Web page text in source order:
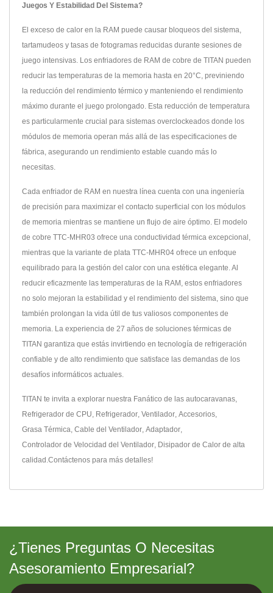
Juegos Y Estabilidad Del Sistema?
El exceso de calor en la RAM puede causar bloqueos del sistema,
tartamudeos y tasas de fotogramas reducidas durante sesiones de
juego intensivas. Los enfriadores de RAM de cobre de TITAN pueden
reducir las temperaturas de la memoria hasta en 20°C, previniendo
la reducción del rendimiento térmico y manteniendo el rendimiento
máximo durante el juego prolongado. Esta reducción de temperatura
es particularmente crucial para sistemas overclockeados donde los
módulos de memoria operan más allá de las especificaciones de
fábrica, asegurando un rendimiento estable cuando más lo
necesitas.
Cada enfriador de RAM en nuestra línea cuenta con una ingeniería
de precisión para maximizar el contacto superficial con los módulos
de memoria mientras se mantiene un flujo de aire óptimo. El modelo
de cobre TTC-MHR03 ofrece una conductividad térmica excepcional,
mientras que la variante de plata TTC-MHR04 ofrece un enfoque
equilibrado para la gestión del calor con una estética elegante. Al
reducir eficazmente las temperaturas de la RAM, estos enfriadores
no solo mejoran la estabilidad y el rendimiento del sistema, sino que
también prolongan la vida útil de tus valiosos componentes de
memoria. La experiencia de 27 años de soluciones térmicas de
TITAN garantiza que estás invirtiendo en tecnología de refrigeración
confiable y de alto rendimiento que satisface las demandas de los
desafíos informáticos actuales.
TITAN te invita a explorar nuestra Fanático de las autocaravanas
Refrigerador de CPU Refrigerador Ventilador Accesorios
Grasa Térmica Cable del Ventilador Adaptador
Controlador de Velocidad del Ventilador Disipador de Calor de alta
calidad. Contáctenos para más detalles!
¿Tienes Preguntas O Necesitas
Asesoramiento Empresarial?